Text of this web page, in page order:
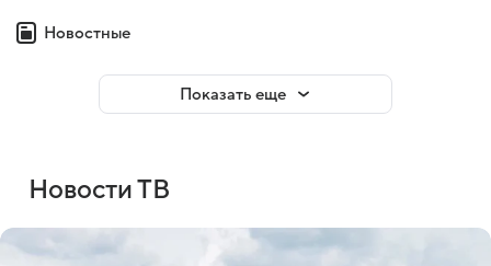
Новостные
Показать еще
Новости ТВ